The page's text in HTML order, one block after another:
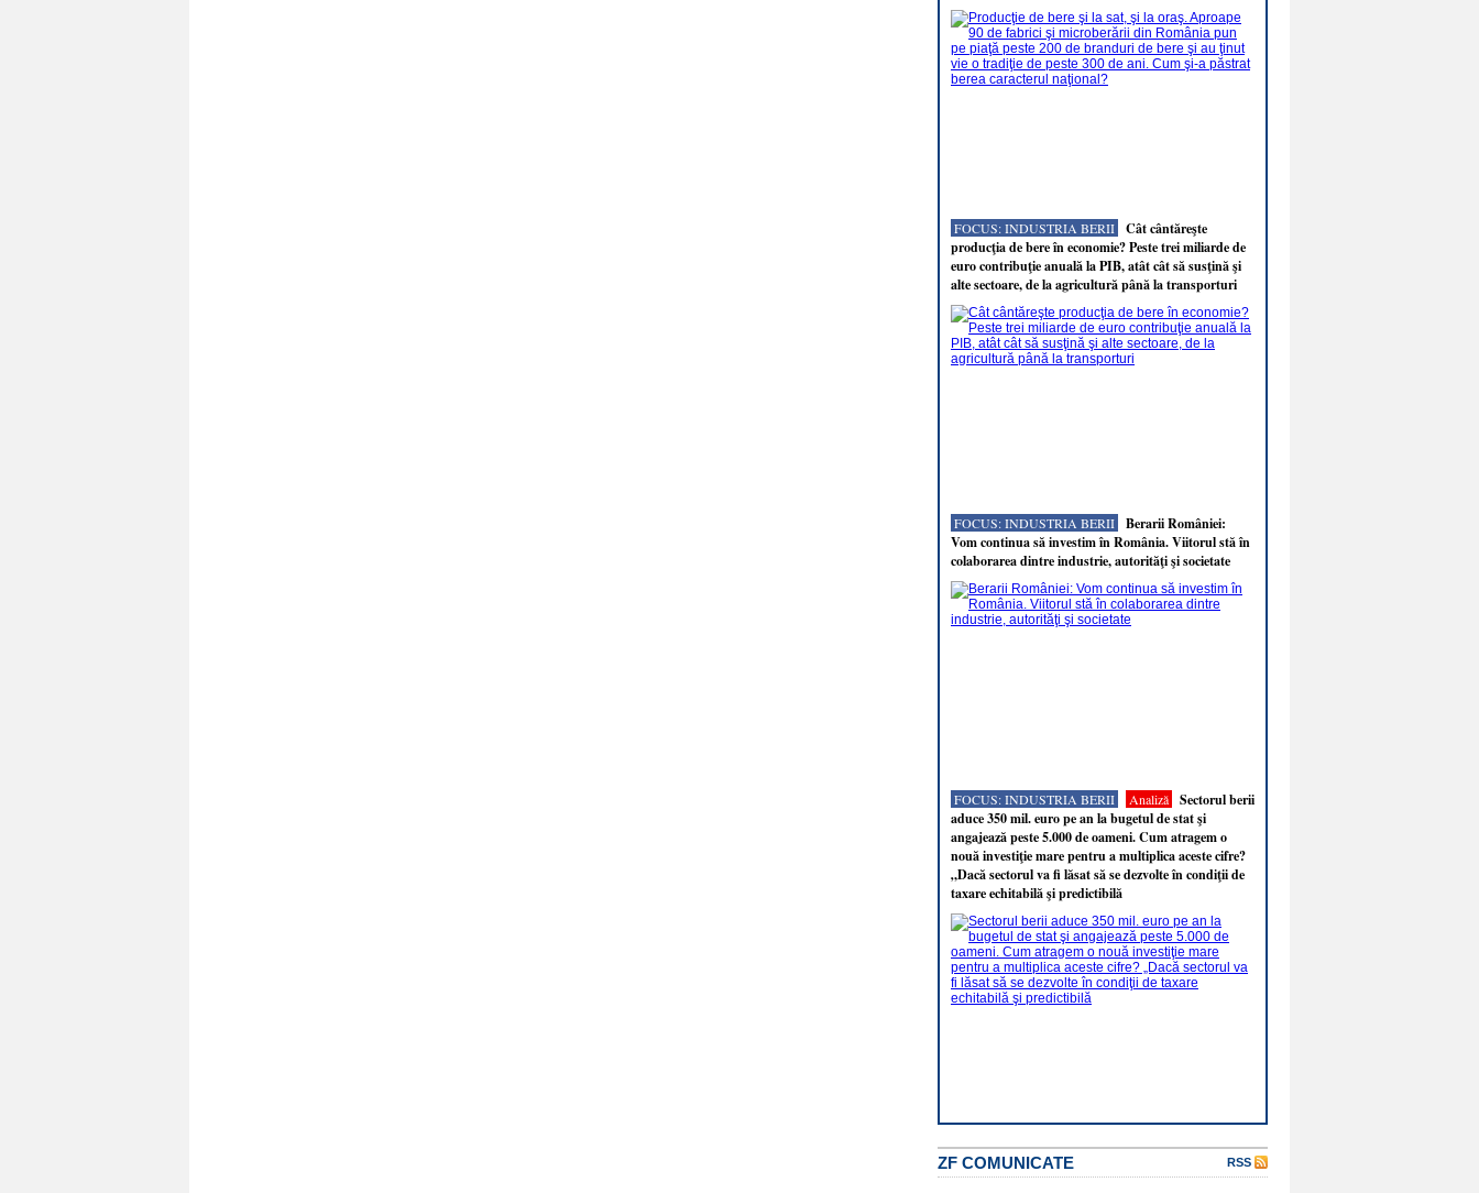
FOCUS: INDUSTRIA BERII
Cât cântăreşte
producţia de bere în economie? Peste trei miliarde de
euro contribuţie anuală la PIB, atât cât să susţină şi
alte sectoare, de la agricultură până la transporturi
FOCUS: INDUSTRIA BERII
Berarii României:
Vom continua să investim în România. Viitorul stă în
colaborarea dintre industrie, autorităţi şi societate
FOCUS: INDUSTRIA BERII Analiză
Sectorul berii
aduce 350 mil. euro pe an la bugetul de stat şi
angajează peste 5.000 de oameni. Cum atragem o
nouă investiţie mare pentru a multiplica aceste cifre?
„Dacă sectorul va fi lăsat să se dezvolte în condiţii de
taxare echitabilă şi predictibilă
ZF COMUNICATE RSS